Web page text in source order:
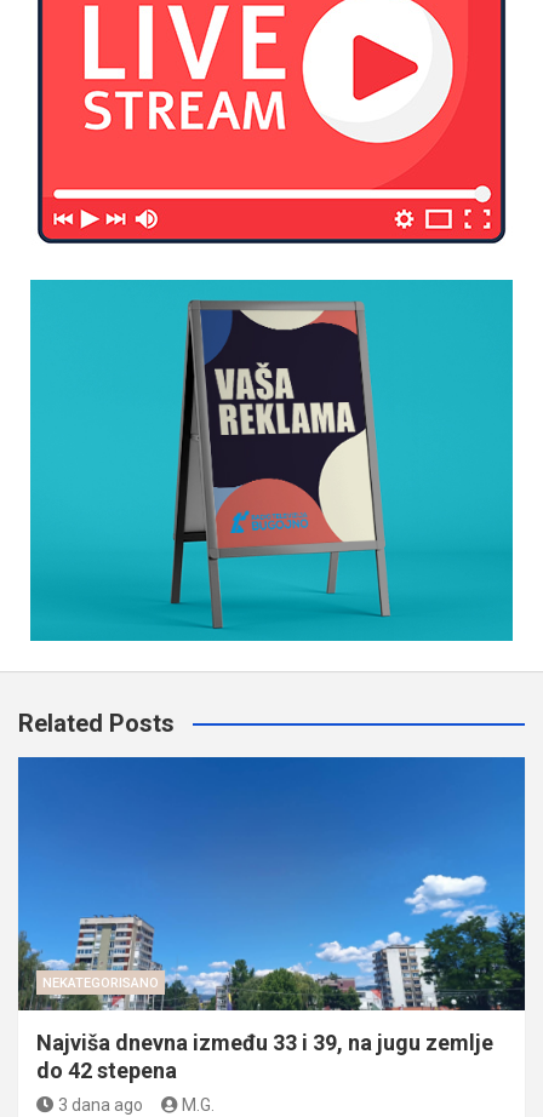
Related Posts
NEKATEGORISANO
Najviša dnevna između 33 i 39, na jugu zemlje
do 42 stepena
3 dana ago M.G.